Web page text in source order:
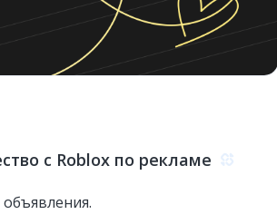
с Roblox по рекламе
объявления.